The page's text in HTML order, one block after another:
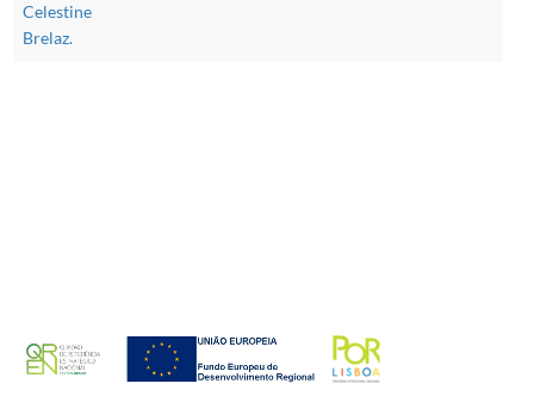
Celestine
Brelaz.